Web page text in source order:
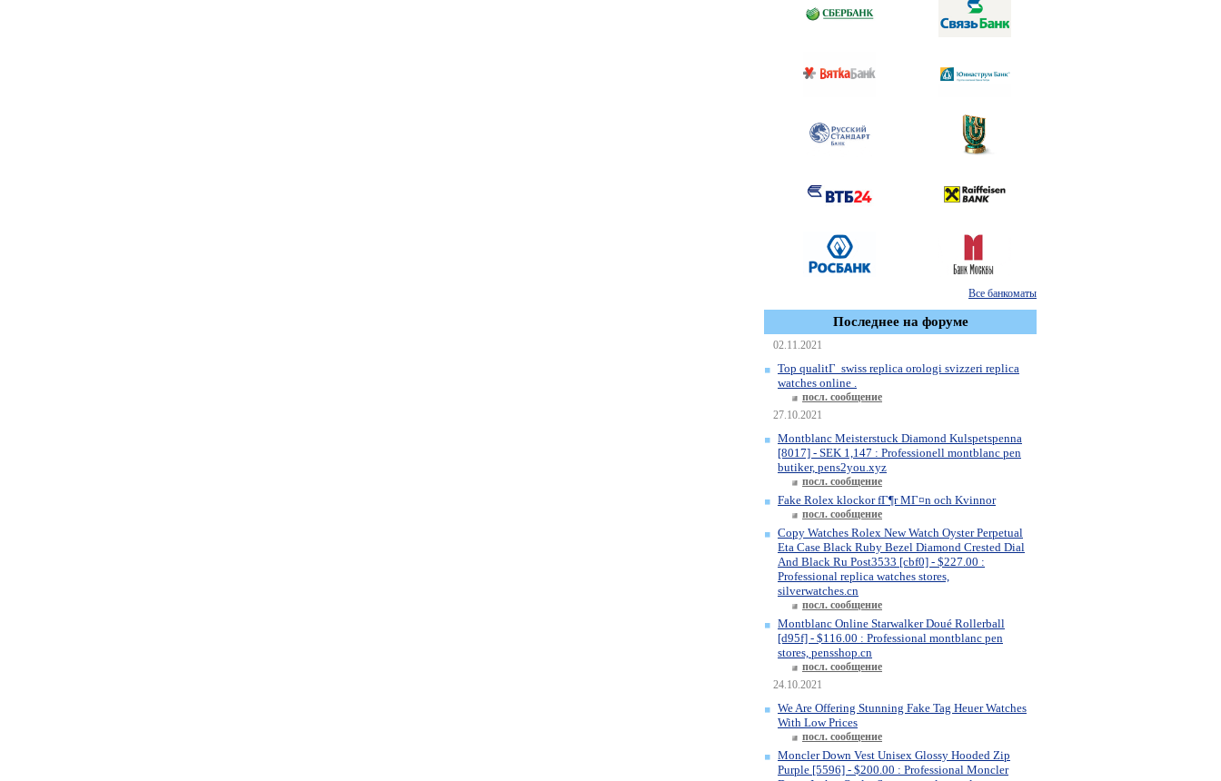
Все банкоматы
Последнее на форуме
02.11.2021
Top qualitГ swiss replica orologi svizzeri replica
watches online .
посл. сообщение
27.10.2021
Montblanc Meisterstuck Diamond Kulspetspenna
[8017] - SEK 1,147 : Professionell montblanc pen
butiker, pens2you.xyz
посл. сообщение
Fake Rolex klockor fГ¶r MГ¤n och Kvinnor
посл. сообщение
Copy Watches Rolex New Watch Oyster Perpetual
Eta Case Black Ruby Bezel Diamond Crested Dial
And Black Ru Post3533 [cbf0] - $227.00 :
Professional replica watches stores,
silverwatches.cn
посл. сообщение
Montblanc Online Starwalker Doué Rollerball
[d95f] - $116.00 : Professional montblanc pen
stores, pensshop.cn
посл. сообщение
24.10.2021
We Are Offering Stunning Fake Tag Heuer Watches
With Low Prices
посл. сообщение
Moncler Down Vest Unisex Glossy Hooded Zip
Purple [5596] - $200.00 : Professional Moncler